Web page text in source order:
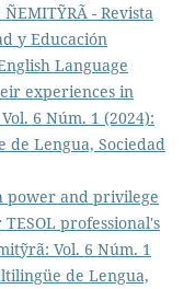
- Revista
y Educación
Language
experiences in
6 Núm. 1 (2024):
de Lengua, Sociedad
power and privilege
professional's
Vol. 6 Núm. 1
de Lengua,